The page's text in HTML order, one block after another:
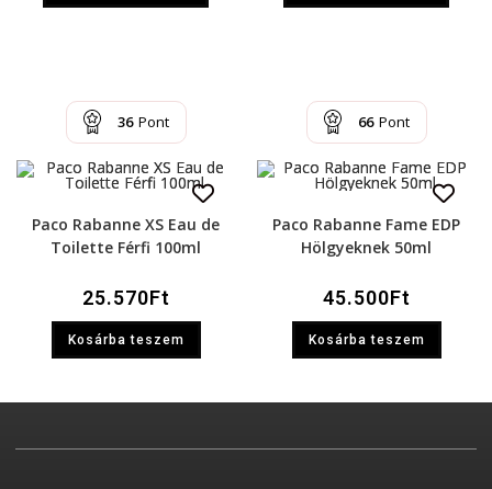
36 Pont
Paco Rabanne XS Eau de
Toilette Férfi 100ml
25.570Ft
Kosárba teszem
66 Pont
Paco Rabanne Fame EDP
Hölgyeknek 50ml
45.500Ft
Kosárba teszem